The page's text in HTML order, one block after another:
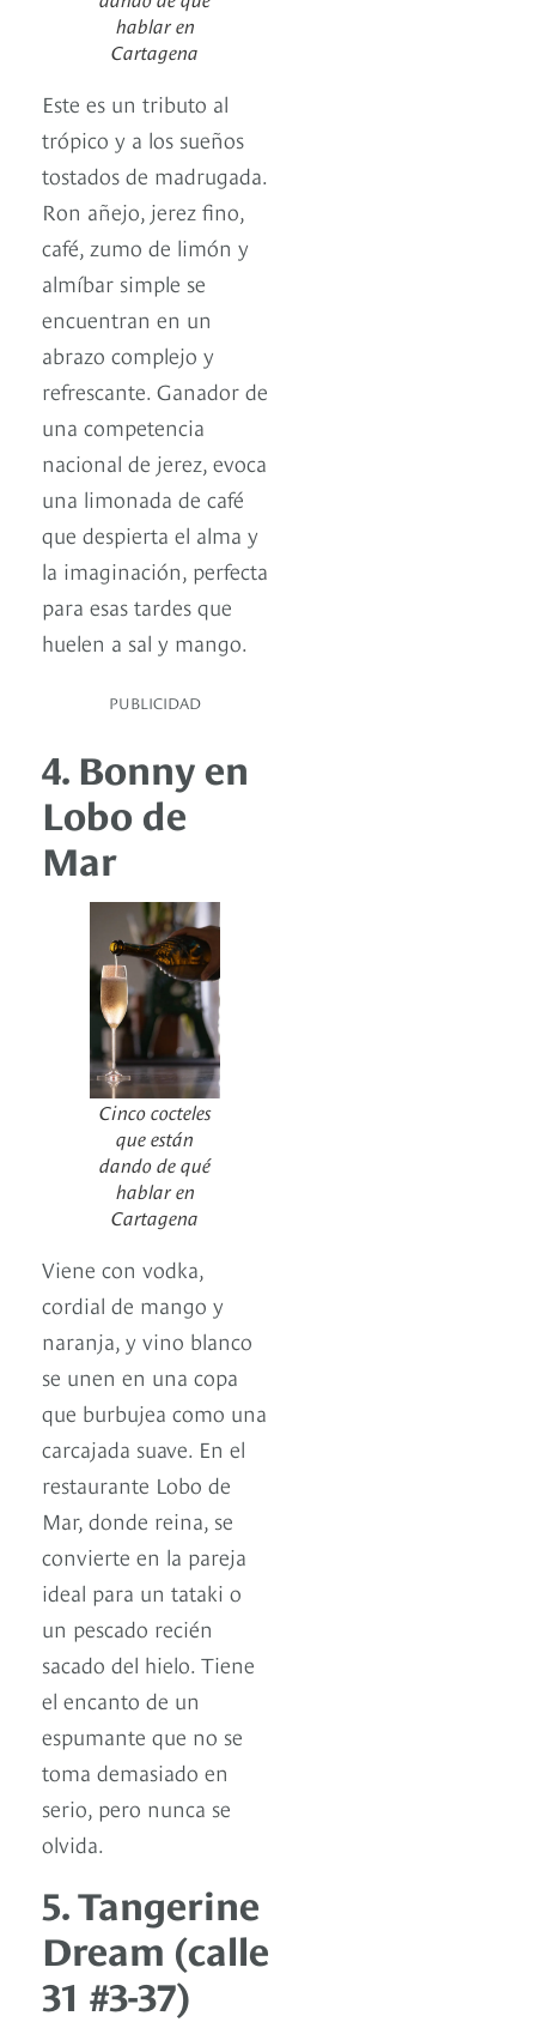
hablar en
Cartagena
Este es un tributo al
trópico y a los sueños
tostados de madrugada.
Ron añejo, jerez fino,
café, zumo de limón y
almíbar simple se
encuentran en un
abrazo complejo y
refrescante. Ganador de
una competencia
nacional de jerez, evoca
una limonada de café
que despierta el alma y
la imaginación, perfecta
para esas tardes que
huelen a sal y mango.
PUBLICIDAD
4. Bonny en
Lobo de
Mar
Cinco cocteles
que están
dando de qué
hablar en
Cartagena
Viene con vodka,
cordial de mango y
naranja, y vino blanco
se unen en una copa
que burbujea como una
carcajada suave. En el
restaurante Lobo de
Mar, donde reina, se
convierte en la pareja
ideal para un tataki o
un pescado recién
sacado del hielo. Tiene
el encanto de un
espumante que no se
toma demasiado en
serio, pero nunca se
olvida.
5. Tangerine
Dream (calle
31 #3-37)